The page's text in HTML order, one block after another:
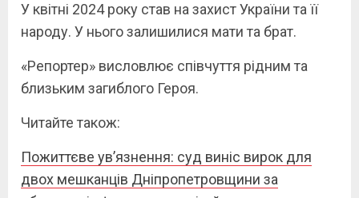
У квітні 2024 року став на захист України та її
народу. У нього залишилися мати та брат.
«Репортер» висловлює співчуття рідним та
близьким загиблого Героя.
Читайте також:
Пожиттєве ув’язнення: суд виніс вирок для
двох мешканців Дніпропетровщини за